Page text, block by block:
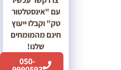
עם "אינסטלטור
טק" וקבלו ייעוץ
חינם מהמומחים
שלנו!
050-